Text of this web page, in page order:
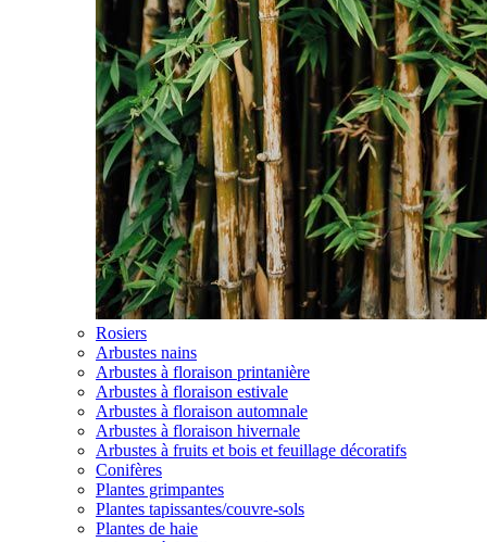
Rosiers
Arbustes nains
Arbustes à floraison printanière
Arbustes à floraison estivale
Arbustes à floraison automnale
Arbustes à floraison hivernale
Arbustes à fruits et bois et feuillage décoratifs
Conifères
Plantes grimpantes
Plantes tapissantes/couvre-sols
Plantes de haie